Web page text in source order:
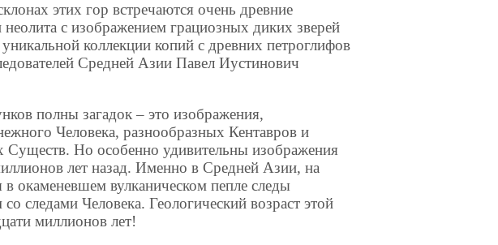
этих гор встречаются очень древние
с изображением грациозных диких зверей
коллекции копий с древних петроглифов
Средней Азии Павел Иустинович
полны загадок – это изображения,
Человека, разнообразных Кентавров и
Но особенно удивительны изображения
лет назад. Именно в Средней Азии, на
окаменевшем вулканическом пепле следы
следами Человека. Геологический возраст этой
миллионов лет!